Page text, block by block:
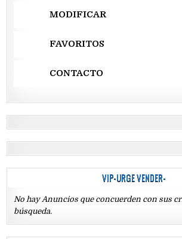
MODIFICAR
FAVORITOS
CONTACTO
VIP-URGE VENDER-
No hay Anuncios que concuerden con sus
búsqueda.